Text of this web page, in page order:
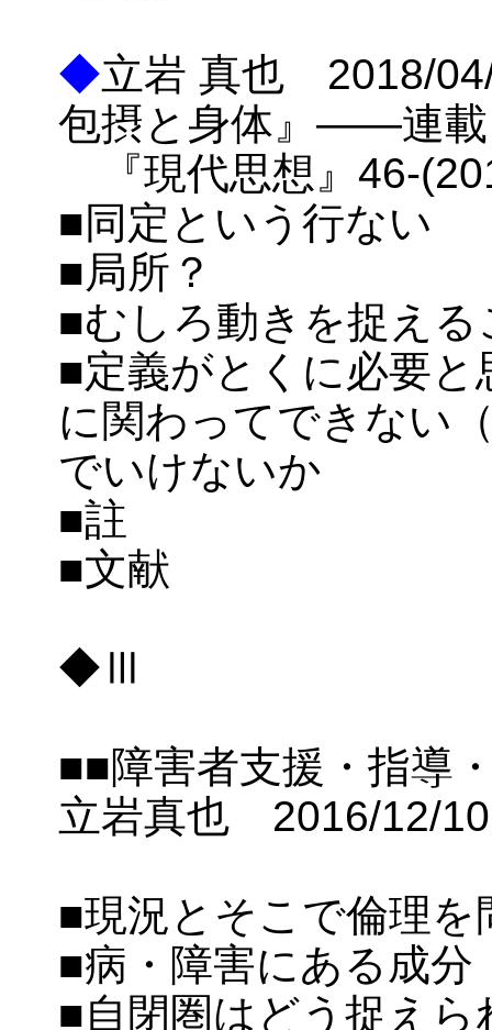
◆立岩 真也 2018/
包摂と身体』――連
『現代思想』46-
■同定という行ない
■局所？
■むしろ動きを捉える
■定義がとくに必要
に関わってできない
でいけないか
■註
■文献
◆Ⅲ
■■障害者支援・指導
立岩真也 2016/12/10
■現況とそこで倫理
■病・障害にある成分
■自閉圏はどう捉えら